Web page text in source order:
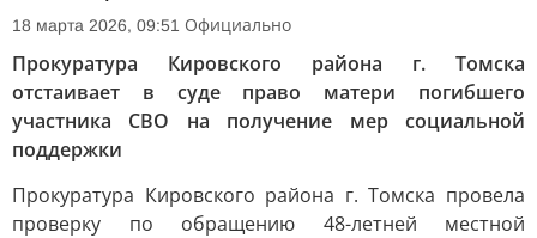
18 марта 2026, 09:51 Официально
Прокуратура Кировского района г. Томска
отстаивает в суде право матери погибшего
участника СВО на получение мер социальной
поддержки
Прокуратура Кировского района г. Томска провела
проверку по обращению 48-летней местной